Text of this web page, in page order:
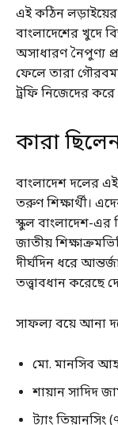
এই কঠিন লড়াইয়ের
বাংলাদেশের খুদে
অসাধারণ নৈপুণ্য
ফেলে তারা
ট্রফি নিজেদের করে
কারা
বাংলাদেশ দলের
তরুণ শিক্ষার্থী।
স্কুল বাংলাদেশ-এর
জাতীয়
দীর্ঘদিন ধরে
তত্ত্বাবধান করেছে
সাফল্য বয়ে আনা
মো. মানসিব
শায়ান সাদিদ
ট্যাং তিয়ানসিং